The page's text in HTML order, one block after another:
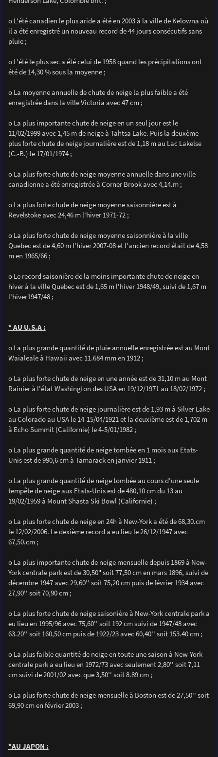
o L'été canadien le plus aride a été en 2003 à la ville de Kelowna où
il a été enregistré un nouveau record de 44 jours consécutifs sans
pluie ;
o L'été le plus sec a été celui de 1958 quand les précipitations ont
été de 14,30 % sous la moyenne ;
o La moyenne annuelle de chute de neige la plus faible a été
enregistrée dans la ville Victoria avec 47 cm ;
o La plus importante chute de neige en un seul jour est le
11/02/1999 avec 1,45 m de neige à Tahtsa Lake. Puis la deuxème
plus forte chute de neige journalière est de 1,18 m au Lac Lakelse
(C.-B.) le 17/01/1974 ;
o La plus forte chute de neige moyenne annuelle dans une ville
canadienne a été enregistrée à Corner Brook avec 4,14.m ;
o La plus forte chute de neige moyenne saisonnière est à
Revelstoke avec 24,46 m l'hiver 1971-72 ;
o La plus forte chute de neige moyenne saisonnière à la ville
Quebec est de 4,60 m l'hiver 2007-08 et l'ancien record était de 4,58
m en 1965/66 ;
o Le record saisonière de la moins importante chute de neige en
hiver à la ville Quebec est de 1,65 m l'hiver 1948/49, suivi de 1,67 m
l'hiver1947/48 ;
* AU U.S.A :
o La plus grande quantité de pluie annuelle enregistrée est au Mont
Waialeale à Hawaii avec 11.684 mm en 1912 ;
o La plus forte chute de neige en une année est de 31,10 m au Mont
Rainier à l'état Washington des USA en 19/12/1971 au 18/02/1972 ;
o La plus forte chute de neige journalière est de 1,93 m à Silver Lake
au Colorado au USA le 14-15/04/1921 et la deuxième est de 1,702 m
à Echo Summit (Californie) le 4-5/01/1982 ;
o La plus grande quantité de neige tombée en 1 mois aux Etats-
Unis est de 990,6 cm à Tamarack en janvier 1911 ;
o La plus grande quantité de neige tombée au cours d'une seule
tempête de neige aux Etats-Unis est de 480,10 cm du 13 au
19/02/1959 à Mount Shasta Ski Bowl (Californie) ;
o La plus forte chute de neige en 24h à New-York a été de 68,30.cm
le 12/02/2006. Le dexième record a eu lieu le 26/12/1947 avec
67,50.cm ;
o La plus importante chute de neige mensuelle depuis 1869 à New-
York centrale park est de 30,50" soit 77,50 cm en mars 1896, suivi de
décembre 1947 avec 29,60'' soit 75,20 cm puis de février 1934 avec
27,90'' soit 70,90 cm ;
o La plus forte chute de neige saisonière à New-York centrale park a
eu lieu en 1995/96 avec 75,60'' soit 192 cm suivi de 1947/48 avec
63.20'' soit 160,50 cm puis de 1922/23 avec 60,40'' soit 153.40 cm ;
o La plus faible quantité de neige en toute une saison à New-York
centrale park a eu lieu en 1972/73 avec seulement 2,80'' soit 7,11
cm suivi de 2001/02 avec que 3,50'' soit 8.89 cm ;
o La plus forte chute de neige mensuelle à Boston est de 27,50'' soit
69,90 cm en février 2003 ;
*AU JAPON :